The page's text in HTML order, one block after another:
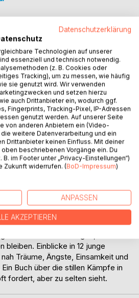
doch ihr Traum droht, sie zu
gegen die Last der Schule
zu sein. Sophie sucht
das ihr nie genug ist.
Vater, Vivien zieht sich aus
wünscht sich nichts sehnlicher,
trägt Verantwortung, die viel zu
Lucia versucht, den Schmerz mit
Henry sich in der
Maria ertrinkt in Leere und
kämpft mit dem Verlust ihres
bleiben. Einblicke in 12 junge
Träume, Ängste, Einsamkeit und
Buch über die stillen Kämpfe in
fordert, aber zu selten sieht.
Datenschutzerklärung
Technologien auf unserer
essenziell und technisch notwendig.
(z. B. Cookies oder
Tracking), um zu messen, wie häufig
sie genutzt wird. Wir verwenden
und setzen hierzu
auch Drittanbieter ein, wodurch ggf.
Fingerprints, Tracking-Pixel, IP-Adressen
genutzt werden. Auf unserer Seite
von anderen Anbietern ein (Video-
weitere Datenverarbeitung und ein
Drittanbieter keinen Einfluss. Mit deiner
beschriebenen Vorgänge ein. Du
im Footer unter „Privacy-Einstellungen“)
Zukunft widerrufen. (BoD-Impressum)
ANPASSEN
AKZEPTIEREN